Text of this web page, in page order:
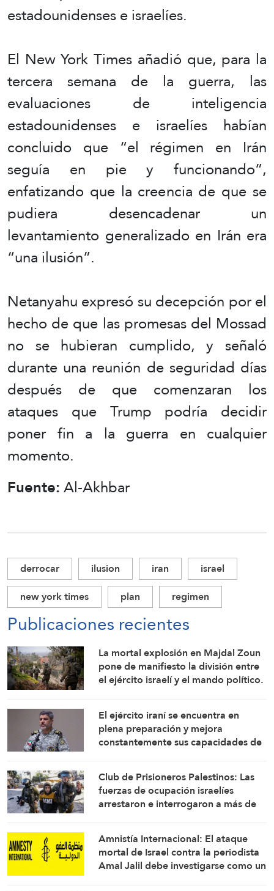
estadounidenses e israelíes.
El New York Times añadió que, para la
tercera semana de la guerra, las
evaluaciones de inteligencia
estadounidenses e israelíes habían
concluido que “el régimen en Irán
seguía en pie y funcionando”,
enfatizando que la creencia de que se
pudiera desencadenar un
levantamiento generalizado en Irán era
“una ilusión”.
Netanyahu expresó su decepción por el
hecho de que las promesas del Mossad
no se hubieran cumplido, y señaló
durante una reunión de seguridad días
después de que comenzaran los
ataques que Trump podría decidir
poner fin a la guerra en cualquier
momento.
Fuente:Al-Akhbar
derrocar ilusion iran
israel
new york times
plan regimen
Publicaciones recientes
La mortal explosión en Majdal Zoun
pone de manifiesto la división entre
el ejército israelí y el mando político.
identificar las circunstancias
El ejército iraní se encuentra en
plena preparación y mejora
constantemente sus capacidades de
Club de Prisioneros Palestinos: Las
fuerzas de ocupación israelíes
arrestaron e interrogaron a más de
Qalandia
Amnistía Internacional: El ataque
mortal de Israel contra la periodista
Amal Jalil debe investigarse como un